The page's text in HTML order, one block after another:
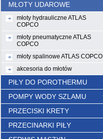
MŁOTY UDAROWE
młoty hydrauliczne ATLAS
COPCO
młoty pneumatyczne ATLAS
COPCO
młoty spalinowe ATLAS COPCO
akcesoria do młotów
PIŁY DO POROTHERMU
POMPY WODY SZLAMU
PRZECISKI KRETY
PRZECINARKI PIŁY